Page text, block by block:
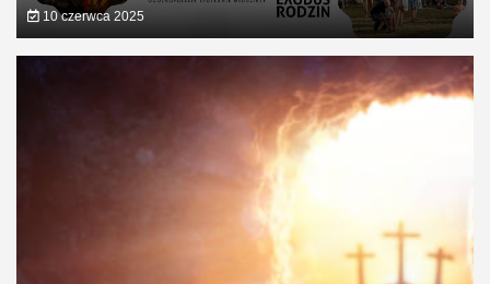
10 czerwca 2025